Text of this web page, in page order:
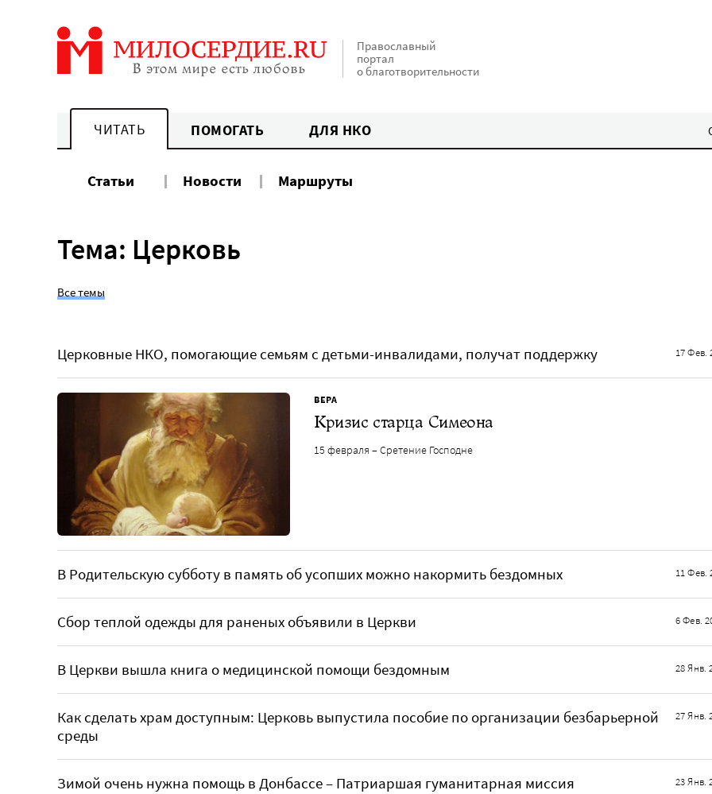
Православный
портал
о благотворительности
ЧИТАТЬ ПОМОГАТЬ ДЛЯ НКО
Статьи Новости Маршруты
Тема: Церковь
Все темы
Церковные НКО, помогающие семьям с детьми-инвалидами, получат поддержку 17 Фев.
ВЕРА
Кризис старца Симеона
15 февраля – Сретение Господне
В Родительскую субботу в память об усопших можно накормить бездомных 11 Фев.
Сбор теплой одежды для раненых объявили в Церкви 6 Фев.
В Церкви вышла книга о медицинской помощи бездомным 28 Янв.
Как сделать храм доступным: Церковь выпустила пособие по организации безбарьерной
среды
27 Янв.
Зимой очень нужна помощь в Донбассе – Патриаршая гуманитарная миссия 23 Янв.